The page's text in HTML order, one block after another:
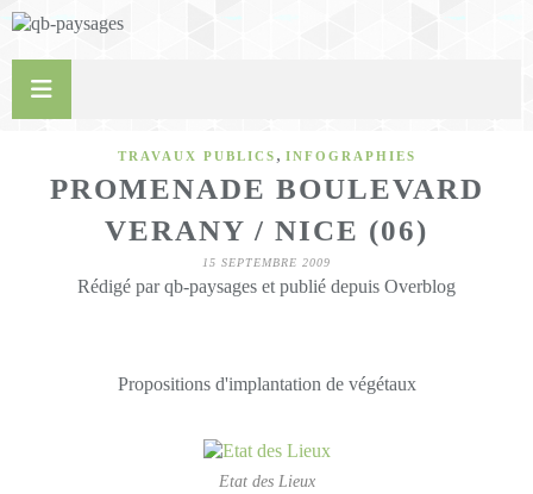
TRAVAUX PUBLICS , INFOGRAPHIES
PROMENADE BOULEVARD
VERANY / NICE (06)
15 SEPTEMBRE 2009
Rédigé par qb-paysages et publié depuis Overblog
Propositions d'implantation de végétaux
Etat des Lieux